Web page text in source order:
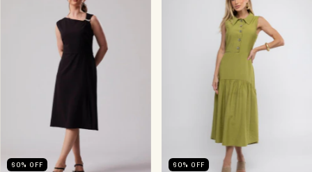
60% OFF 60% OFF